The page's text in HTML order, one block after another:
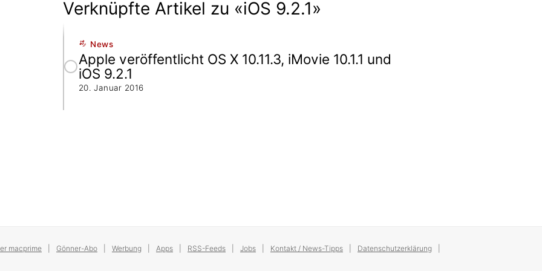
Verknüpfte Artikel zu «iOS 9.2.1»
News
Apple veröffentlicht OS X 10.11.3, iMovie 10.1.1 und
iOS 9.2.1
20. Januar 2016
macprime Gönner-Abo Werbung Apps RSS-Feeds Jobs Kontakt / News-Tipps Datenschutzerklärung